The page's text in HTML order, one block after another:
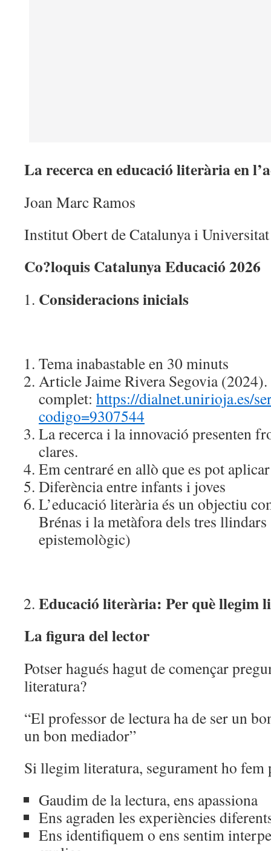
La recerca en educació literària en
Joan Marc Ramos
Institut Obert de Catalunya i
Co?loquis Catalunya Educació 2026
Consideracions inicials
Tema inabastable en 30 minuts
Article Jaime Rivera Segovia
complet: https://dialnet.unirioja.es/
codigo=9307544
La recerca i la innovació presenten
clares.
Em centraré en allò que es pot
Diferència entre infants i joves
L’educació literària és un objectiu
Brénas i la metàfora dels tres
epistemològic)
Educació literària: Per què llegim
La figura del lector
Potser hagués hagut de començar
literatura?
“El professor de lectura ha de ser un
un bon mediador”
Si llegim literatura, segurament ho fem
Gaudim de la lectura, ens apassiona
Ens agraden les experiències
Ens identifiquem o ens sentim